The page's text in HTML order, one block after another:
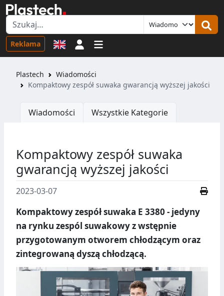
Reklama Logowanie
Plastech
Wiadomości
Kompaktowy zespół suwaka gwarancją wyższej jakości
Wiadomości Wszystkie Kategorie
Kompaktowy zespół suwaka
gwarancją wyższej jakości
2023-03-07
Kompaktowy zespół suwaka E 3380 - jedyny
na rynku zespól suwakowy z wstępnie
przygotowanym otworem chłodzącym oraz
zintegrowaną dyszą chłodzącą.